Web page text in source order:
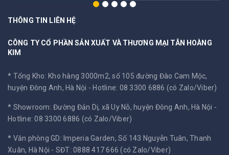
THÔNG TIN LIÊN HỆ
CÔNG TY CỔ PHẦN SẢN XUẤT VÀ THƯƠNG MẠI TÂN HOÀNG
KIM
* Tổng Kho: Kho hàng 3000m2, số 105 đường Đào Cam Mộc,
huyện Đông Anh, Hà Nội - Hotline: 08 3300 6886 (có Zalo/Viber)
* Showroom: Đường Đản Dị, xã Uy Nỗ, huyện Đông Anh, Hà Nội -
Hotline: 08 3300 6886 (có Zalo/Viber)
* Văn phòng GD: Imperia Garden, Số 143 Nguyễn Tuân, Thanh
Xuân, Hà Nội - SĐT: 0888 417 666 (có Zalo/Viber)